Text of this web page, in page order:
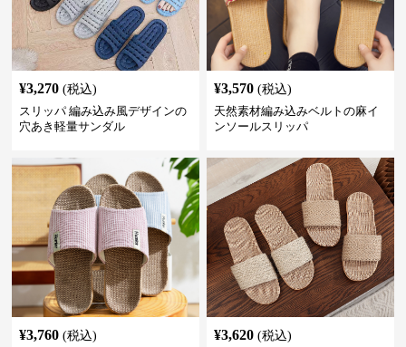
¥3,270 (税込)
スリッパ 編み込み風デザインの
穴あき軽量サンダル
¥3,570 (税込)
天然素材編み込みベルトの麻イ
ンソールスリッパ
¥3,760 (税込)
¥3,620 (税込)